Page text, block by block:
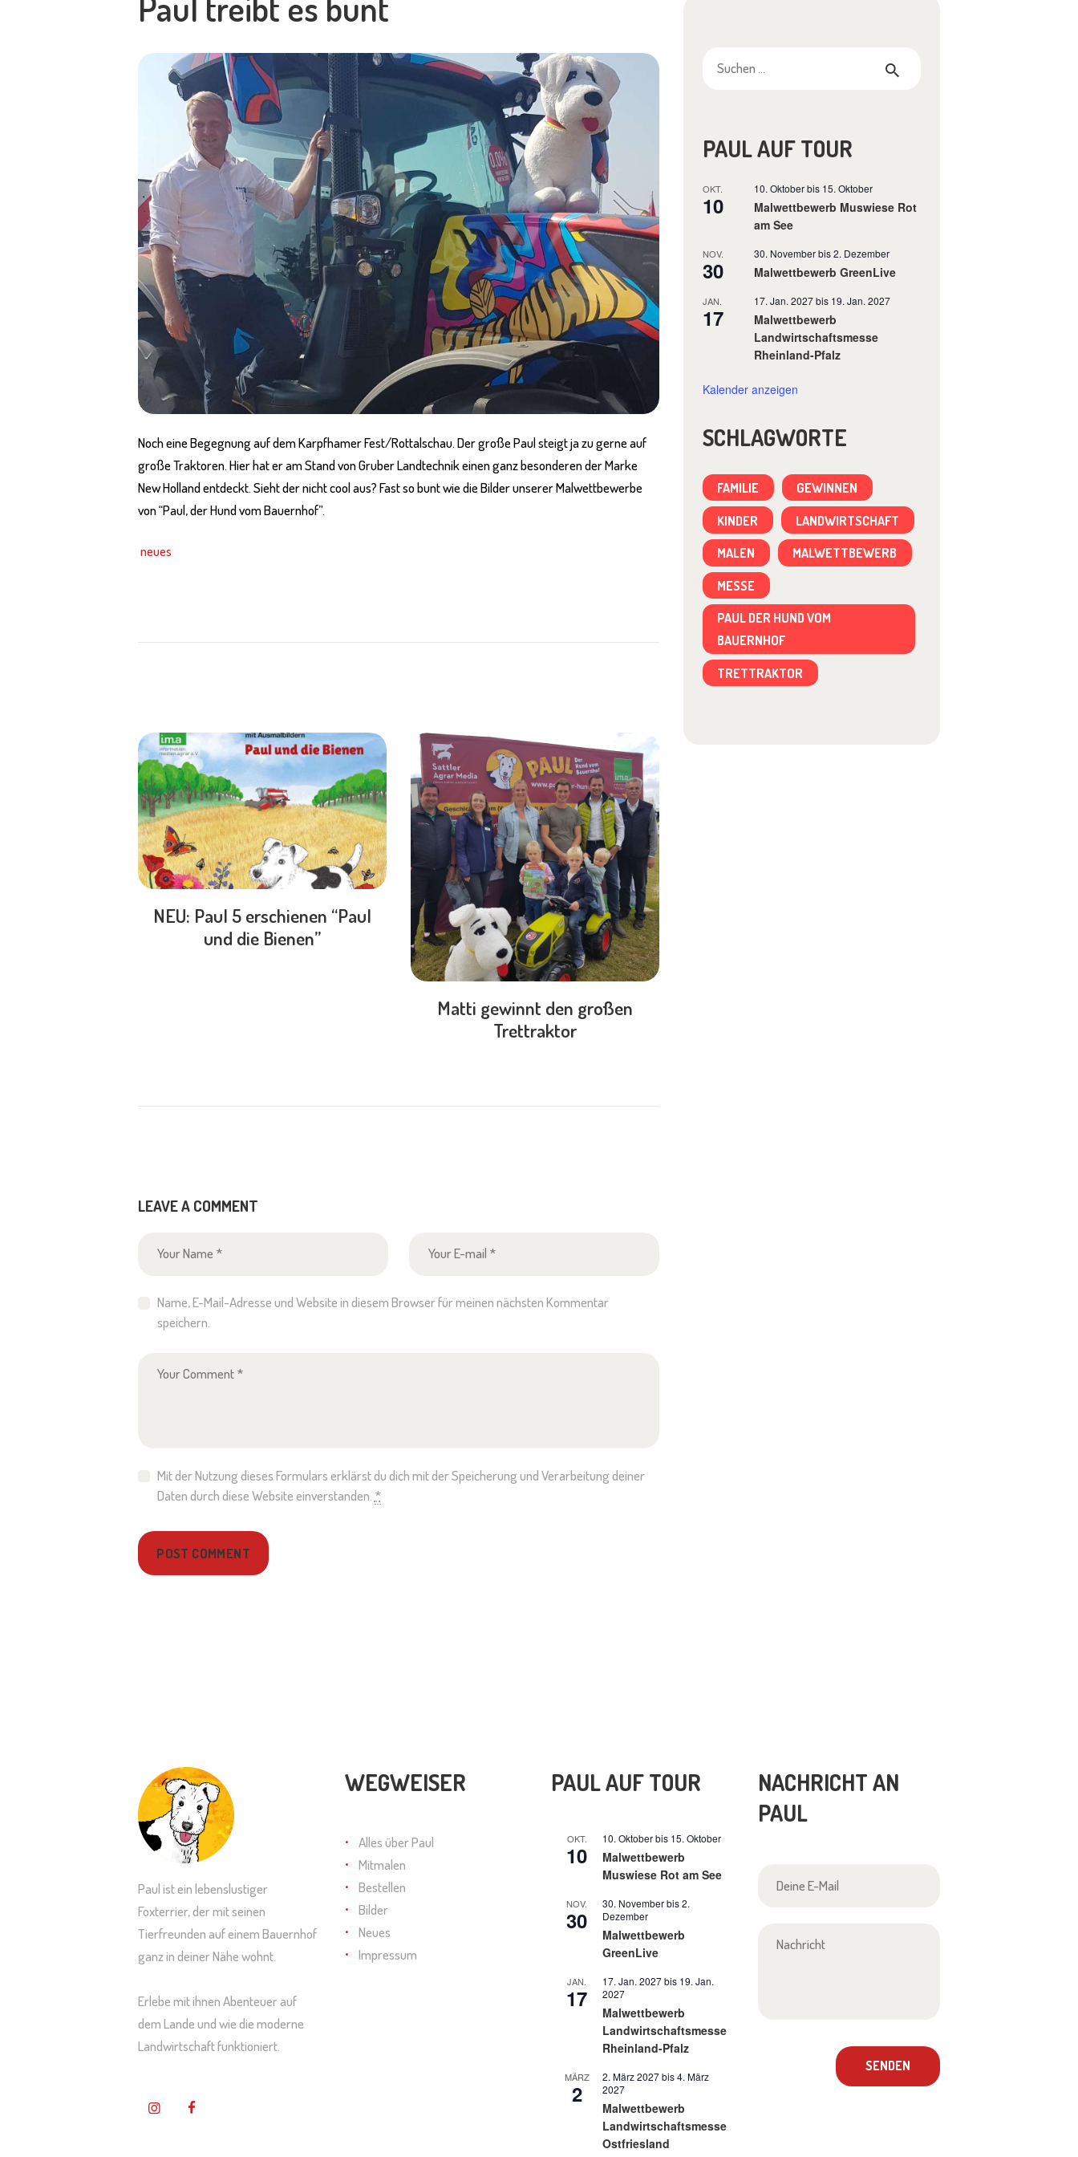
Noch eine Begegnung auf dem Karpfhamer Fest/Rottalschau. Der große Paul steigt ja zu gerne auf
große Traktoren. Hier hat er am Stand von Gruber Landtechnik einen ganz besonderen der Marke
New Holland entdeckt. Sieht der nicht cool aus? Fast so bunt wie die Bilder unserer Malwettbewerbe
von “Paul, der Hund vom Bauernhof”.
neues
NEU: Paul 5 erschienen “Paul
und die Bienen”
Matti gewinnt den großen
Trettraktor
LEAVE A COMMENT
Name, E-Mail-Adresse und Website in diesem Browser für meinen nächsten Kommentar
speichern.
Mit der Nutzung dieses Formulars erklärst du dich mit der Speicherung und Verarbeitung deiner
Daten durch diese Website einverstanden. *
OKT.
10
10. Oktoberbis 15. Oktober
Malwettbewerb Muswiese Rot
am See
NOV.
30
30. Novemberbis2. Dezember
Malwettbewerb GreenLive
JAN.
17
17. Jan. 2027bis 19. Jan. 2027
Malwettbewerb
Landwirtschaftsmesse
Rheinland-Pfalz
Kalender anzeigen
SCHLAGWORTE
FAMILIE GEWINNEN
KINDER LANDWIRTSCHAFT
MALEN MALWETTBEWERB
MESSE
PAUL DER HUND VOM
BAUERNHOF
TRETTRAKTOR
Paul ist ein lebenslustiger
Foxterrier, der mit seinen
Tierfreunden auf einem Bauernhof
ganz in deiner Nähe wohnt.
Erlebe mit ihnen Abenteuer auf
dem Lande und wie die moderne
Landwirtschaft funktioniert.
WEGWEISER
Alles über Paul
Mitmalen
Bestellen
Bilder
Neues
Impressum
PAUL AUF TOUR
OKT.
10
10. Oktoberbis 15. Oktober
Malwettbewerb
Muswiese Rot am See
NOV.
30
30. Novemberbis2.
Dezember
Malwettbewerb
GreenLive
JAN.
17
17. Jan. 2027bis 19. Jan.
2027
Malwettbewerb
Landwirtschaftsmesse
Rheinland-Pfalz
MÄRZ
2
2. März 2027bis4. März
2027
Malwettbewerb
Landwirtschaftsmesse
Ostfriesland
NACHRICHT AN
PAUL